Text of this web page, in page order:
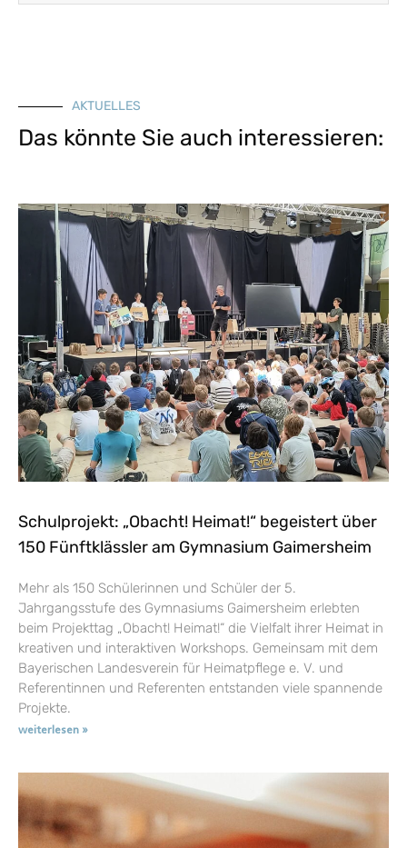
AKTUELLES
Das könnte Sie auch interessieren:
Schulprojekt: „Obacht! Heimat!“ begeistert über
150 Fünftklässler am Gymnasium Gaimersheim
Mehr als 150 Schülerinnen und Schüler der 5.
Jahrgangsstufe des Gymnasiums Gaimersheim erlebten
beim Projekttag „Obacht! Heimat!“ die Vielfalt ihrer Heimat in
kreativen und interaktiven Workshops. Gemeinsam mit dem
Bayerischen Landesverein für Heimatpflege e. V. und
Referentinnen und Referenten entstanden viele spannende
Projekte.
weiterlesen »